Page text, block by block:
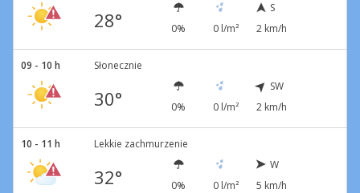
28° 0% 0 l/m²
S
2 km/h
09 - 10 h Słonecznie
30° 0% 0 l/m²
SW
2 km/h
10 - 11 h Lekkie zachmurzenie
32° 0% 0 l/m²
W
5 km/h